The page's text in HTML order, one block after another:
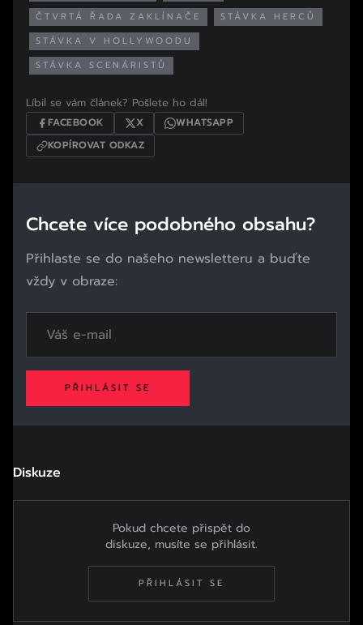
ČTVRTÁ ŘADA ZAKLÍNAČE
STÁVKA HERCŮ
STÁVKA V HOLLYWOODU
STÁVKA SCENÁRISTŮ
Líbil se vám článek? Pošlete ho dál!
FACEBOOK X
WHATSAPP
KOPÍROVAT ODKAZ
Chcete více podobného obsahu?
Přihlaste se do našeho newsletteru a buďte
vždy v obraze:
PŘIHLÁSIT SE
Diskuze
Pokud chcete přispět do
diskuze, musíte se přihlásit.
PŘIHLÁSIT SE